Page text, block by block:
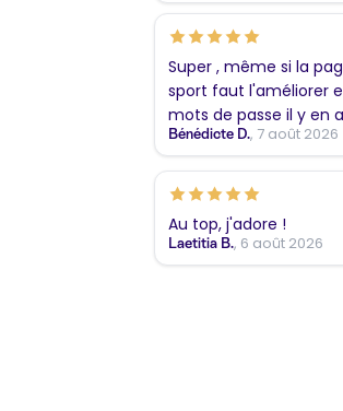
Super , même si la
sport faut l'améliorer
mots de passe il y en
Bénédicte D., 7 août 2026
Au top, j'adore !
Laetitia B., 6 août 2026